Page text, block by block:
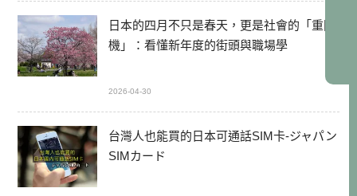
日本的四月不只是春天，更是社會的「重開
機」：看懂新年度的街頭與職場學
2026-04-30
台灣人也能買的日本可通話SIM卡-ジャパン
SIMカード